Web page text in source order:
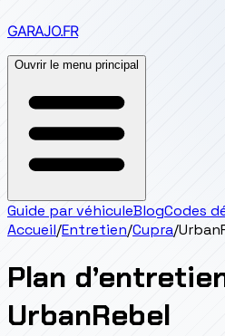
GARAJO.FR
Ouvrir le menu principal
Guide par véhiculeBlogCodes
Accueil/Entretien/Cupra/
Plan
UrbanRebel